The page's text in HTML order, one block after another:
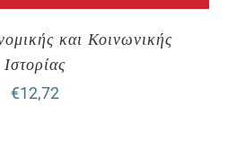
και Κοινωνικής
Ιστορίας
€12,72